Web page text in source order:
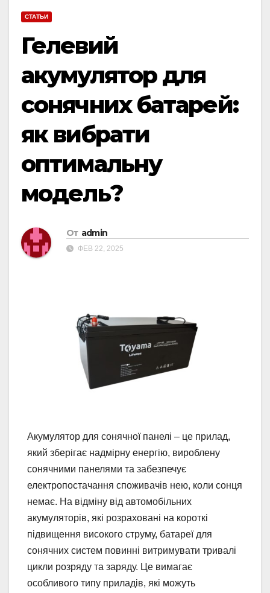
СТАТЬИ
Гелевий
акумулятор для
сонячних батарей:
як вибрати
оптимальну
модель?
От admin
ФЕВ 22, 2025
Акумулятор для сонячної панелі – це прилад,
який зберігає надмірну енергію, вироблену
сонячними панелями та забезпечує
електропостачання споживачів нею, коли сонця
немає. На відміну від автомобільних
акумуляторів, які розраховані на короткі
підвищення високого струму, батареї для
сонячних систем повинні витримувати тривалі
цикли розряду та заряду. Це вимагає
особливого типу приладів, які можуть